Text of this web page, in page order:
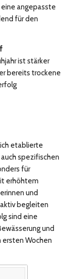
angepasste
für den
ist stärker
bereits trockene
etablierte
spezifischen
für
erhöhtem
und
begleiten
sind eine
und
Wochen